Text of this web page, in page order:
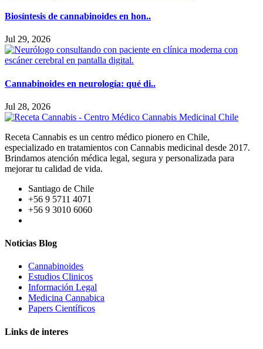
Biosíntesis de cannabinoides en hon..
Jul 29, 2026
Cannabinoides en neurología: qué di..
Jul 28, 2026
Receta Cannabis es un centro médico pionero en Chile,
especializado en tratamientos con Cannabis medicinal desde 2017.
Brindamos atención médica legal, segura y personalizada para
mejorar tu calidad de vida.
Santiago de Chile
+56 9 5711 4071
+56 9 3010 6060
Noticias Blog
Cannabinoides
Estudios Clinicos
Información Legal
Medicina Cannabica
Papers Científicos
Links de interes